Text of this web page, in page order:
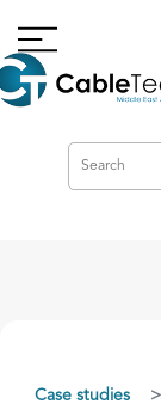
Case studies